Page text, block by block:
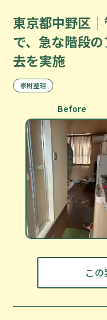
東京都中野区
で、急な階段
去を実施
家財整理
Before
こ